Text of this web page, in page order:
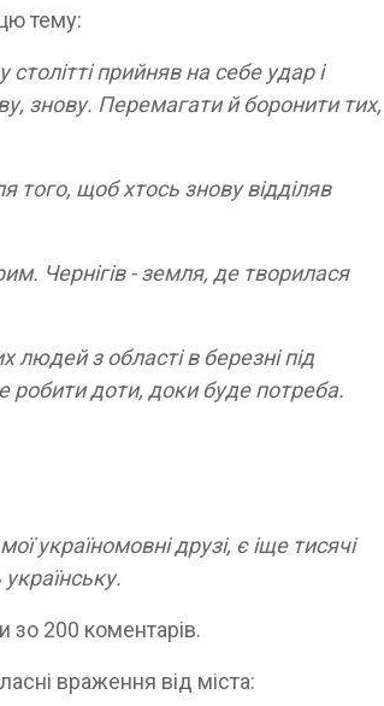
тему:
столітті прийняв на себе удар і
знову. Перемагати й боронити тих,
того, щоб хтось знову відділяв
Чернігів - земля, де творилася
з області в березні під
доти, доки буде потреба.
україномовні друзі, є іще тисячі
200 коментарів.
враження від міста: